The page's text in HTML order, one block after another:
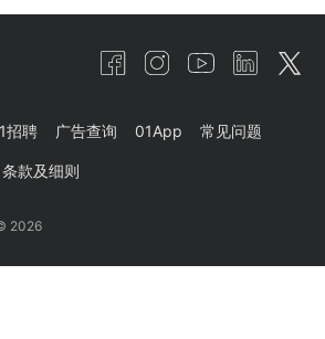
招聘 广告查询 01App 常见问题
条款及细则
2026